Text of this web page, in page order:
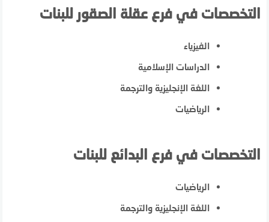
التخصصات في فرع عقلة الصقور للبنات
الفيزياء
الدراسات الإسلامية
اللغة الإنجليزية والترجمة
الرياضيات
التخصصات في فرع البدائع للبنات
الرياضيات
اللغة الإنجليزية والترجمة